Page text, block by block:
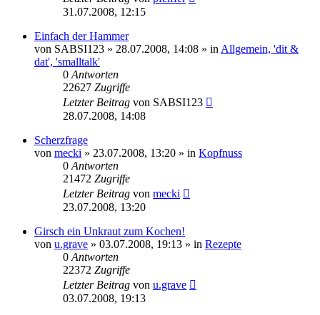
31.07.2008, 12:15
Einfach der Hammer
von SABSI123 » 28.07.2008, 14:08 » in Allgemein, 'dit &
dat', 'smalltalk'
0 Antworten
22627 Zugriffe
Letzter Beitrag von SABSI123
28.07.2008, 14:08
Scherzfrage
von mecki » 23.07.2008, 13:20 » in Kopfnuss
0 Antworten
21472 Zugriffe
Letzter Beitrag von mecki
23.07.2008, 13:20
Girsch ein Unkraut zum Kochen!
von u.grave » 03.07.2008, 19:13 » in Rezepte
0 Antworten
22372 Zugriffe
Letzter Beitrag von u.grave
03.07.2008, 19:13